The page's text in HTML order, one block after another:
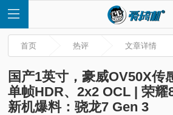
首
首页 热评 文章详情
国产1英寸，豪威OV50X传
单帧HDR、2x2 OCL | 荣
新机爆料：骁龙7 Gen 3